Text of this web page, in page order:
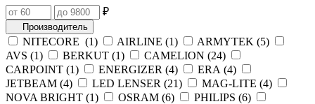
₽
Производитель
NITECORE (1) AIRLINE (1) ARMYTEK (5)
AVS (1) BERKUT (1) CAMELION (24)
CARPOINT (1) ENERGIZER (4) ERA (4)
JETBEAM (4) LED LENSER (21) MAG-LITE (4)
NOVA BRIGHT (1) OSRAM (6) PHILIPS (6)